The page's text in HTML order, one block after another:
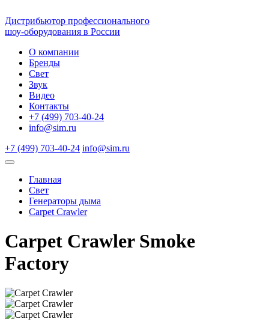
Дистрибьютор профессионального
шоу-оборудования в России
О компании
Бренды
Свет
Звук
Видео
Контакты
+7 (499) 703-40-24
info@sim.ru
+7 (499) 703-40-24 info@sim.ru
Главная
Свет
Генераторы дыма
Carpet Crawler
Carpet Crawler Smoke
Factory